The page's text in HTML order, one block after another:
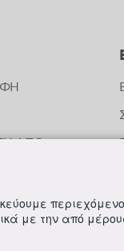
ΑΠΟ
με την από